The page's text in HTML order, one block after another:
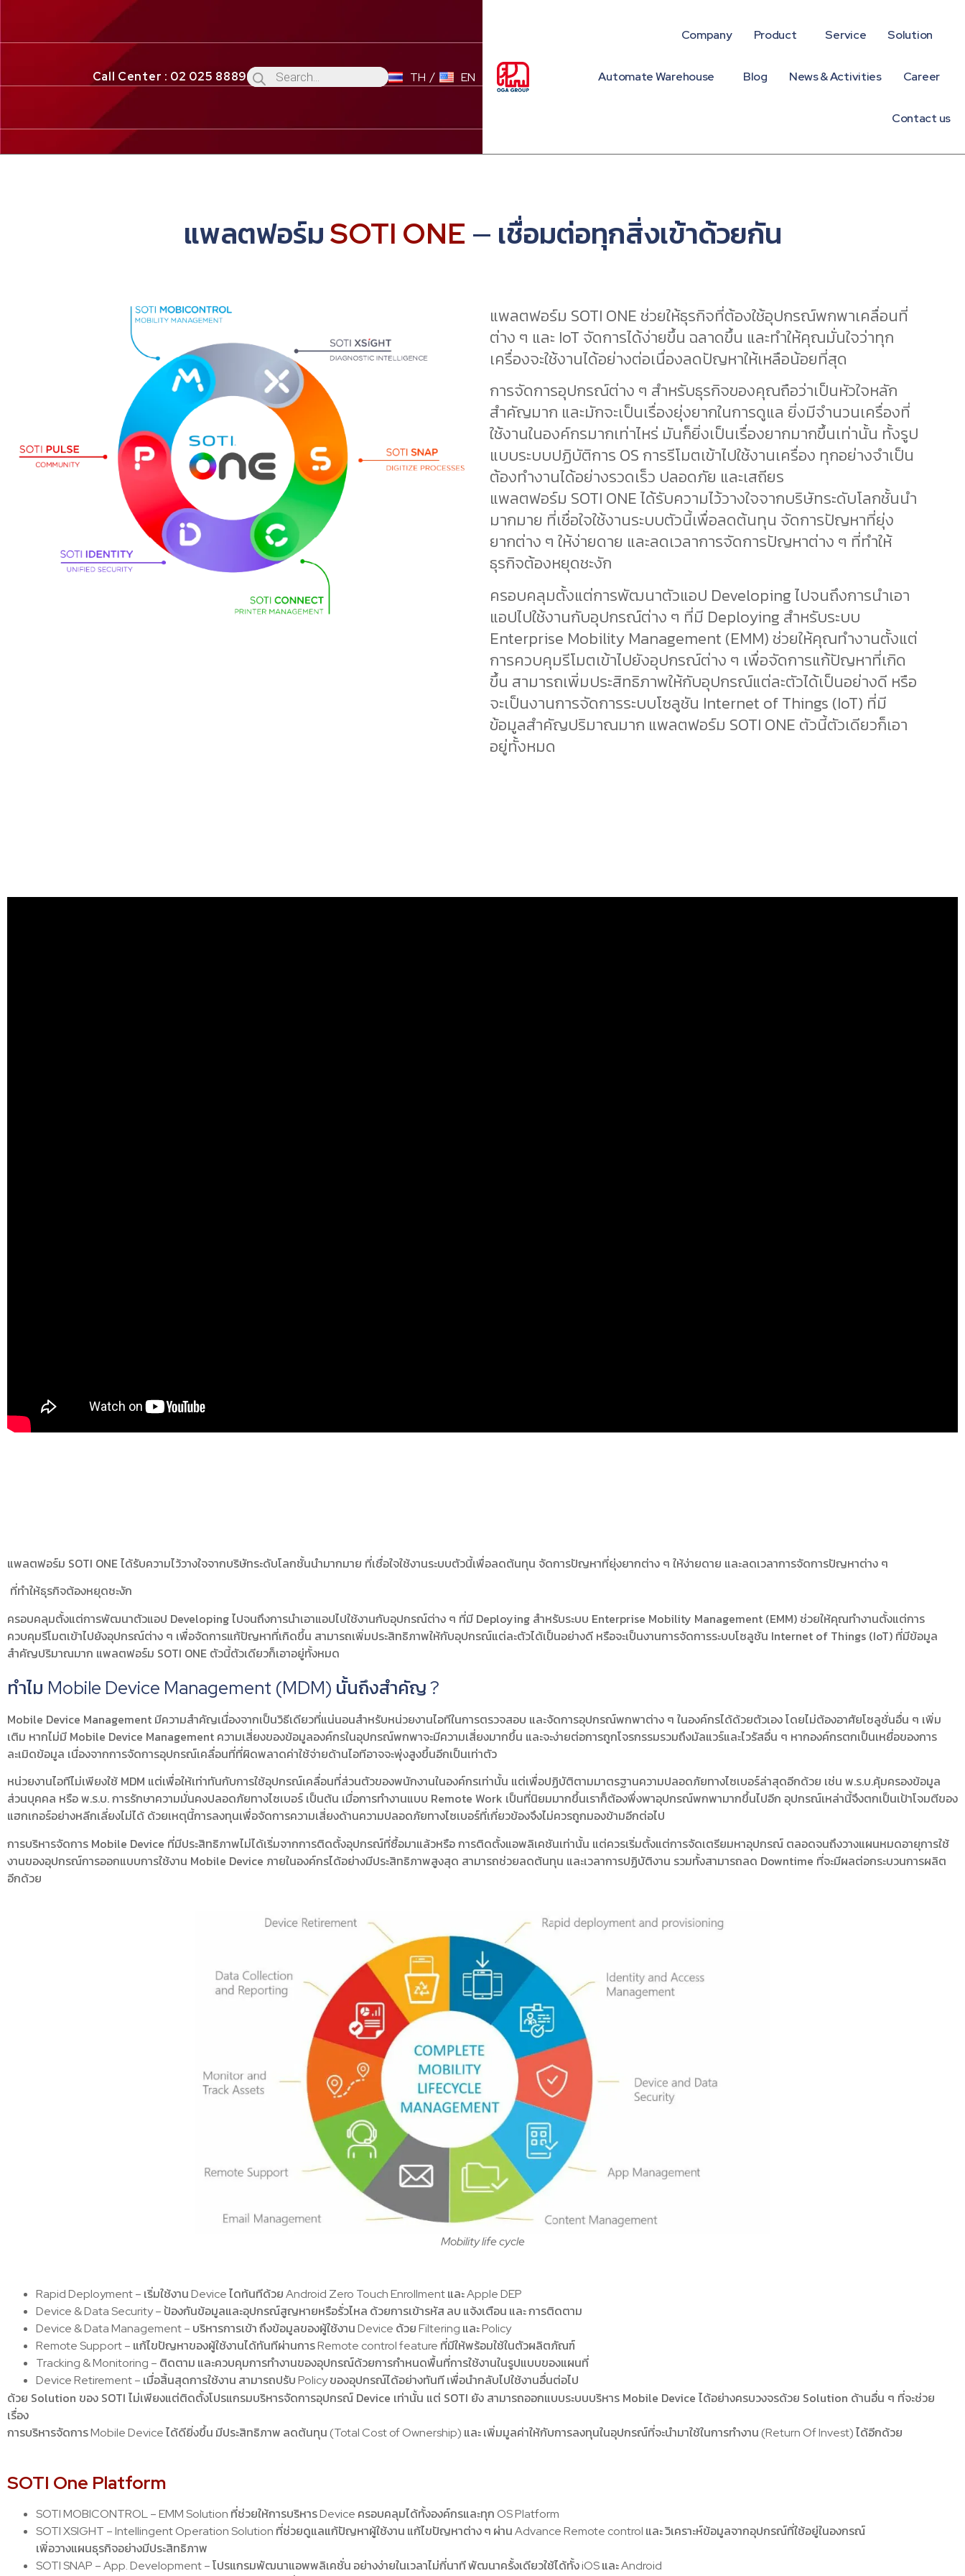
Call Center : 02 025 8889 TH EN
Company Product Service Solution
Automate Warehouse Blog News & Activities Career
Contact us
แพลตฟอร์มSOTI ONE — เชื่อมต่อทุกสิ่งเข้าด้วยกัน
แพลตฟอร์ม SOTI ONE ช่วยให้ธุรกิจที่ต้องใช้อุปกรณ์พกพาเคลื่อนที่
ต่าง ๆ และ IoT จัดการได้ง่ายขึ้น ฉลาดขึ้น และทำให้คุณมั่นใจว่าทุก
เครื่องจะใช้งานได้อย่างต่อเนื่องลดปัญหาให้เหลือน้อยที่สุด
การจัดการอุปกรณ์ต่าง ๆ สำหรับธุรกิจของคุณถือว่าเป็นหัวใจหลัก
สำคัญมาก และมักจะเป็นเรื่องยุ่งยากในการดูแล ยิ่งมีจำนวนเครื่องที่
ใช้งานในองค์กรมากเท่าไหร่ มันก็ยิ่งเป็นเรื่องยากมากขึ้นเท่านั้น ทั้งรูป
แบบระบบปฏิบัติการ OS การรีโมตเข้าไปใช้งานเครื่อง ทุกอย่างจำเป็น
ต้องทำงานได้อย่างรวดเร็ว ปลอดภัย และเสถียร
แพลตฟอร์ม SOTI ONE ได้รับความไว้วางใจจากบริษัทระดับโลกชั้นนำ
มากมาย ที่เชื่อใจใช้งานระบบตัวนี้เพื่อลดต้นทุน จัดการปัญหาที่ยุ่ง
ยากต่าง ๆ ให้ง่ายดาย และลดเวลาการจัดการปัญหาต่าง ๆ ที่ทำให้
ธุรกิจต้องหยุดชะงัก
ครอบคลุมตั้งแต่การพัฒนาตัวแอป Developing ไปจนถึงการนำเอา
แอปไปใช้งานกับอุปกรณ์ต่าง ๆ ที่มี Deploying สำหรับระบบ
Enterprise Mobility Management (EMM) ช่วยให้คุณทำงานตั้งแต่
การควบคุมรีโมตเข้าไปยังอุปกรณ์ต่าง ๆ เพื่อจัดการแก้ปัญหาที่เกิด
ขึ้น สามารถเพิ่มประสิทธิภาพให้กับอุปกรณ์แต่ละตัวได้เป็นอย่างดี หรือ
จะเป็นงานการจัดการระบบโซลูชัน Internet of Things (IoT) ที่มี
ข้อมูลสำคัญปริมาณมาก แพลตฟอร์ม SOTI ONE ตัวนี้ตัวเดียวก็เอา
อยู่ทั้งหมด
แพลตฟอร์ม SOTI ONE ได้รับความไว้วางใจจากบริษัทระดับโลกชั้นนำมากมาย ที่เชื่อใจใช้งานระบบตัวนี้เพื่อลดต้นทุน จัดการปัญหาที่ยุ่งยากต่าง ๆ ให้ง่ายดาย และลดเวลาการจัดการปัญหาต่าง ๆ
ที่ทำให้ธุรกิจต้องหยุดชะงัก
ครอบคลุมตั้งแต่การพัฒนาตัวแอป Developing ไปจนถึงการนำเอาแอปไปใช้งานกับอุปกรณ์ต่าง ๆ ที่มี Deploying สำหรับระบบ Enterprise Mobility Management (EMM) ช่วยให้คุณทำงานตั้งแต่การ
ควบคุมรีโมตเข้าไปยังอุปกรณ์ต่าง ๆ เพื่อจัดการแก้ปัญหาที่เกิดขึ้น สามารถเพิ่มประสิทธิภาพให้กับอุปกรณ์แต่ละตัวได้เป็นอย่างดี หรือจะเป็นงานการจัดการระบบโซลูชัน Internet of Things (IoT) ที่มีข้อมูล
สำคัญปริมาณมาก แพลตฟอร์ม SOTI ONE ตัวนี้ตัวเดียวก็เอาอยู่ทั้งหมด
ทำไม Mobile Device Management (MDM) นั้นถึงสำคัญ ?
Mobile Device Management มีความสำคัญเนื่องจากเป็นวิธีเดียวที่แน่นอนสำหรับหน่วยงานไอทีในการตรวจสอบ และจัดการอุปกรณ์พกพาต่าง ๆ ในองค์กรได้ด้วยตัวเอง โดยไม่ต้องอาศัยโซลูชั่นอื่น ๆ เพิ่ม
เติม หากไม่มี Mobile Device Management ความเสี่ยงของข้อมูลองค์กรในอุปกรณ์พกพาจะมีความเสี่ยงมากขึ้น และจะง่ายต่อการถูกโจรกรรมรวมถึงมัลแวร์และไวรัสอื่น ๆ หากองค์กรตกเป็นเหยื่อของการ
ละเมิดข้อมูล เนื่องจากการจัดการอุปกรณ์เคลื่อนที่ที่ผิดพลาดค่าใช้จ่ายด้านไอทีอาจจะพุ่งสูงขึ้นอีกเป็นเท่าตัว
หน่วยงานไอทีไม่เพียงใช้ MDM แต่เพื่อให้เท่าทันกับการใช้อุปกรณ์เคลื่อนที่ส่วนตัวของพนักงานในองค์กรเท่านั้น แต่เพื่อปฏิบัติตามมาตรฐานความปลอดภัยทางไซเบอร์ล่าสุดอีกด้วย เช่น พ.ร.บ.คุ้มครองข้อมูล
ส่วนบุคคล หรือ พ.ร.บ. การรักษาความมั่นคงปลอดภัยทางไซเบอร์ เป็นต้น เมื่อการทำงานแบบ Remote Work เป็นที่นิยมมากขึ้นเราก็ต้องพึ่งพาอุปกรณ์พกพามากขึ้นไปอีก อุปกรณ์เหล่านี้จึงตกเป็นเป้าโจมตีของ
แฮกเกอร์อย่างหลีกเลี่ยงไม่ได้ ด้วยเหตุนี้การลงทุนเพื่อจัดการความเสี่ยงด้านความปลอดภัยทางไซเบอร์ที่เกี่ยวข้องจึงไม่ควรถูกมองข้ามอีกต่อไป
การบริหารจัดการ Mobile Device ที่มีประสิทธิภาพไม่ได้เริ่มจากการติดตั้งอุปกรณ์ที่ซื้อมาแล้วหรือ การติดตั้งแอพลิเคชันเท่านั้น แต่ควรเริ่มตั้งแต่การจัดเตรียมหาอุปกรณ์ ตลอดจนถึงวางแผนหมดอายุการใช้
งานของอุปกรณ์การออกแบบการใช้งาน Mobile Device ภายในองค์กรได้อย่างมีประสิทธิภาพสูงสุด สามารถช่วยลดต้นทุน และเวลาการปฏิบัติงาน รวมทั้งสามารถลด Downtime ที่จะมีผลต่อกระบวนการผลิต
อีกด้วย
Mobility life cycle
Rapid Deployment – เริ่มใช้งาน Device ไดท้นทีด้วย Android Zero Touch Enrollment และ Apple DEP
Device & Data Security – ป้องกันข้อมูลและอุปกรณ์สูญหายหรือรั่วไหล ด้วยการเข้ารหัส ลบ แจ้งเตือน และ การติดตาม
Device & Data Management – บริหารการเข้า ถึงข้อมูลของผู้ใช้งาน Device ด้วย Filtering และ Policy
Remote Support – แก้ไขปัญหาของผู้ใช้งานได้ทันทีผ่านการ Remote control feature ที่มีให้พร้อมใช้ในตัวผลิตภัณฑ์
Tracking & Monitoring – ติดตาม และควบคุมการทำงานของอุปกรณ์ด้วยการกำหนดพื้นที่การใช้งานในรูปแบบของแผนที่
Device Retirement – เมื่อสิ้นสุดการใช้งาน สามารถปรับ Policy ของอุปกรณ์ได้อย่างทันที เพื่อนำกลับไปใช้งานอื่นต่อไป
ด้วย Solution ของ SOTI ไม่เพียงแต่ติดตั้งโปรแกรมบริหารจัดการอุปกรณ์ Device เท่านั้น แต่ SOTI ยัง สามารถออกแบบระบบบริหาร Mobile Device ได้อย่างครบวงจรด้วย Solution ด้านอื่น ๆ ที่จะช่วย
เรื่อง
การบริหารจัดการ Mobile Device ได้ดียิ่งขึ้น มีประสิทธิภาพ ลดต้นทุน (Total Cost of Ownership) และ เพิ่มมูลค่าให้กับการลงทุนในอุปกรณ์ที่จะนำมาใช้ในการทำงาน (Return Of Invest) ได้อีกด้วย
SOTI One Platform
SOTI MOBICONTROL – EMM Solution ที่ช่วยให้การบริหาร Device ครอบคลุมได้ทั้งองค์กรและทุก OS Platform
SOTI XSIGHT – Intellingent Operation Solution ที่ช่วยดูแลแก้ปัญหาผู้ใช้งาน แก้ไขปัญหาต่าง ๆ ผ่าน Advance Remote control และ วิเคราะห์ข้อมูลจากอุปกรณ์ที่ใช้อยู่ในองกรณ์
เพิ่อวางแผนธุรกิจอย่างมีประสิทธิภาพ
SOTI SNAP – App. Development – โปรแกรมพัฒนาแอพพลิเคชั่น อย่างง่ายในเวลาไม่กี่นาที พัฒนาครั้งเดียวใช้ได้ทั้ง iOS และ Android